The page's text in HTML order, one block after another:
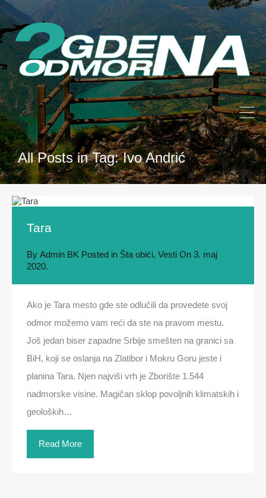
All Posts in Tag: Ivo Andrić
Tara
By Admin BK Posted in Šta obići, Vesti On 3. maj
2020.
Ako je Tara mesto gde ste odlučili da provedete svoj
odmor možemo vam reći da ste na pravom mestu.
Još jedan biser zapadne Srbije smešten na granici sa
BiH, koji se oslanja na Zlatibor i Mokru Goru jeste i
planina Tara. Njen najviši vrh je Zborište 1.544
nadmorske visine. Magičan sklop povoljnih klimatskih i
geoloških…
Read More